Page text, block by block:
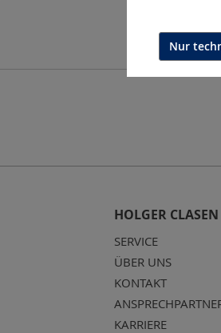
HOLGER CLASEN
SERVICE
ÜBER UNS
KONTAKT
KARRIERE
Nur